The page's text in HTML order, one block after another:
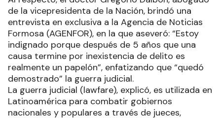
de la vicepresidenta de la Nación, brindó una
entrevista en exclusiva a la Agencia de Noticias
Formosa (AGENFOR), en la que aseveró: “Estoy
indignado porque después de 5 años que una
causa termine por inexistencia de delito es
realmente un papelón”, enfatizando que “quedó
demostrado” la guerra judicial.
La guerra judicial (lawfare), explicó, es utilizada en
Latinoamérica para combatir gobiernos
nacionales y populares a través de jueces,